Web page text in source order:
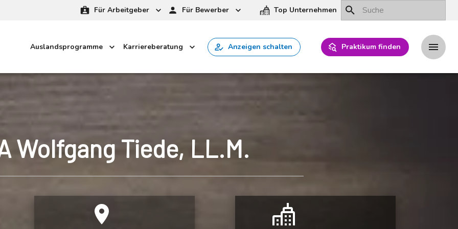
Für Arbeitgeber Für Bewerber Top Unternehmen
Auslandsprogramme Karriereberatung Anzeigen schalten Praktikum finden
Wolfgang Tiede, LL.M.